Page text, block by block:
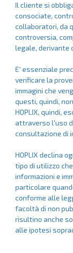
Il cliente si
consociate,
collaboratori, da
controversia,
legale, derivante
E' essenziale
verificare la
immagini che
questi, quindi,
HOPLIX, quindi,
attraverso l'uso
consultazione di
HOPLIX declina
tipo di utilizzo
informazioni e
particolare
conforme alle
facoltà di non
risultino anche
alle ipotesi